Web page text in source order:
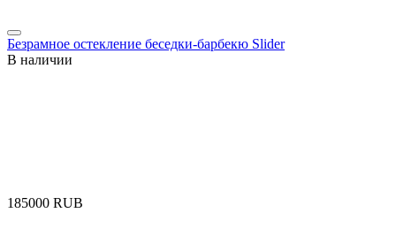
Безрамное остекление беседки-барбекю Slider
В наличии
‍185000‍ RUB